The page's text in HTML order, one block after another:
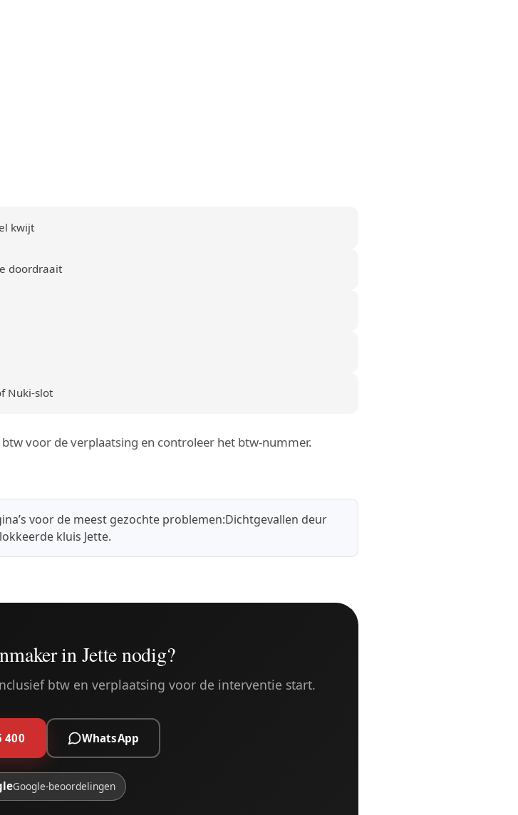
kwijt
doordraait
Nuki-slot
voor de verplaatsing en controleer het btw-nummer.
voor de meest gezochte problemen:Dichtgevallen deur
kluis Jette.
in Jette nodig?
btw en verplaatsing voor de interventie start.
400 WhatsApp
Google-beoordelingen